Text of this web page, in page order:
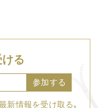
る
参加する
新情報を受け取る｡